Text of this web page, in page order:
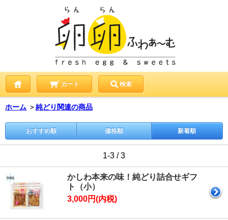
カート 検索
ホーム ＞純どり関連の商品
おすすめ順 価格順 新着順
1-3 / 3
かしわ本来の味！純どり詰合せギフ
ト（小）
3,000円(内税)